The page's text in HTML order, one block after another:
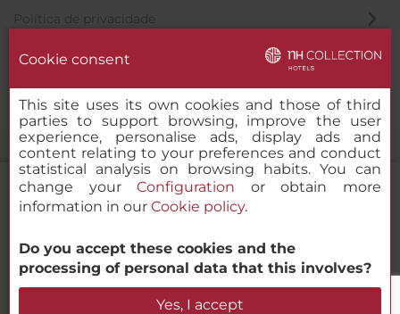
NH Collection Madrid Suecia
Verificar disponibilidade
Política de privacidade
© 2000-2026 MINOR HOTELS EUROPE & AMERICAS Santa Engracia
120. 28003 Madrid, Espanha
Cookie consent
This site uses its own cookies and those of third
parties to support browsing, improve the user
experience, personalise ads, display ads and
content relating to your preferences and conduct
statistical analysis on browsing habits. You can
change yourConfiguration or obtain more
information in our Cookie policy.
Do you accept these cookies and the
processing of personal data that this involves?
Yes, I accept